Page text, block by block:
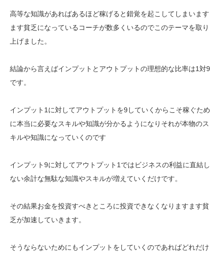
高等な知識があればあるほど稼げると錯覚を起こしてしまいます
ます貧乏になっているコーチが数多くいるのでこのテーマを取り
上げました。
結論から言えばインプットとアウトプットの理想的な比率は1対9
です。
インプット1に対してアウトプットを9していくからこそ稼ぐため
に本当に必要なスキルや知識が分かるようになりそれが本物のス
キルや知識になっていくのです
インプット9に対してアウトプット1ではビジネスの利益に直結し
ない余計な無駄な知識やスキルが増えていくだけです。
その結果お金を投資すべきところに投資できなくなりますます貧
乏が加速していきます。
そうならないためにもインプットをしていくのであればどれだけ